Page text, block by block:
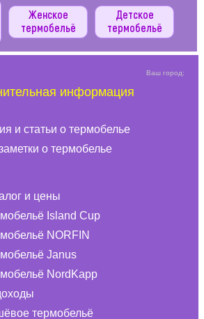
Женское
термобельё
Детское
термобельё
Ваш город:
информация
и статьи о термобелье
о термобелье
и цены
Island Cup
NORFIN
Janus
NordKapp
термобельё